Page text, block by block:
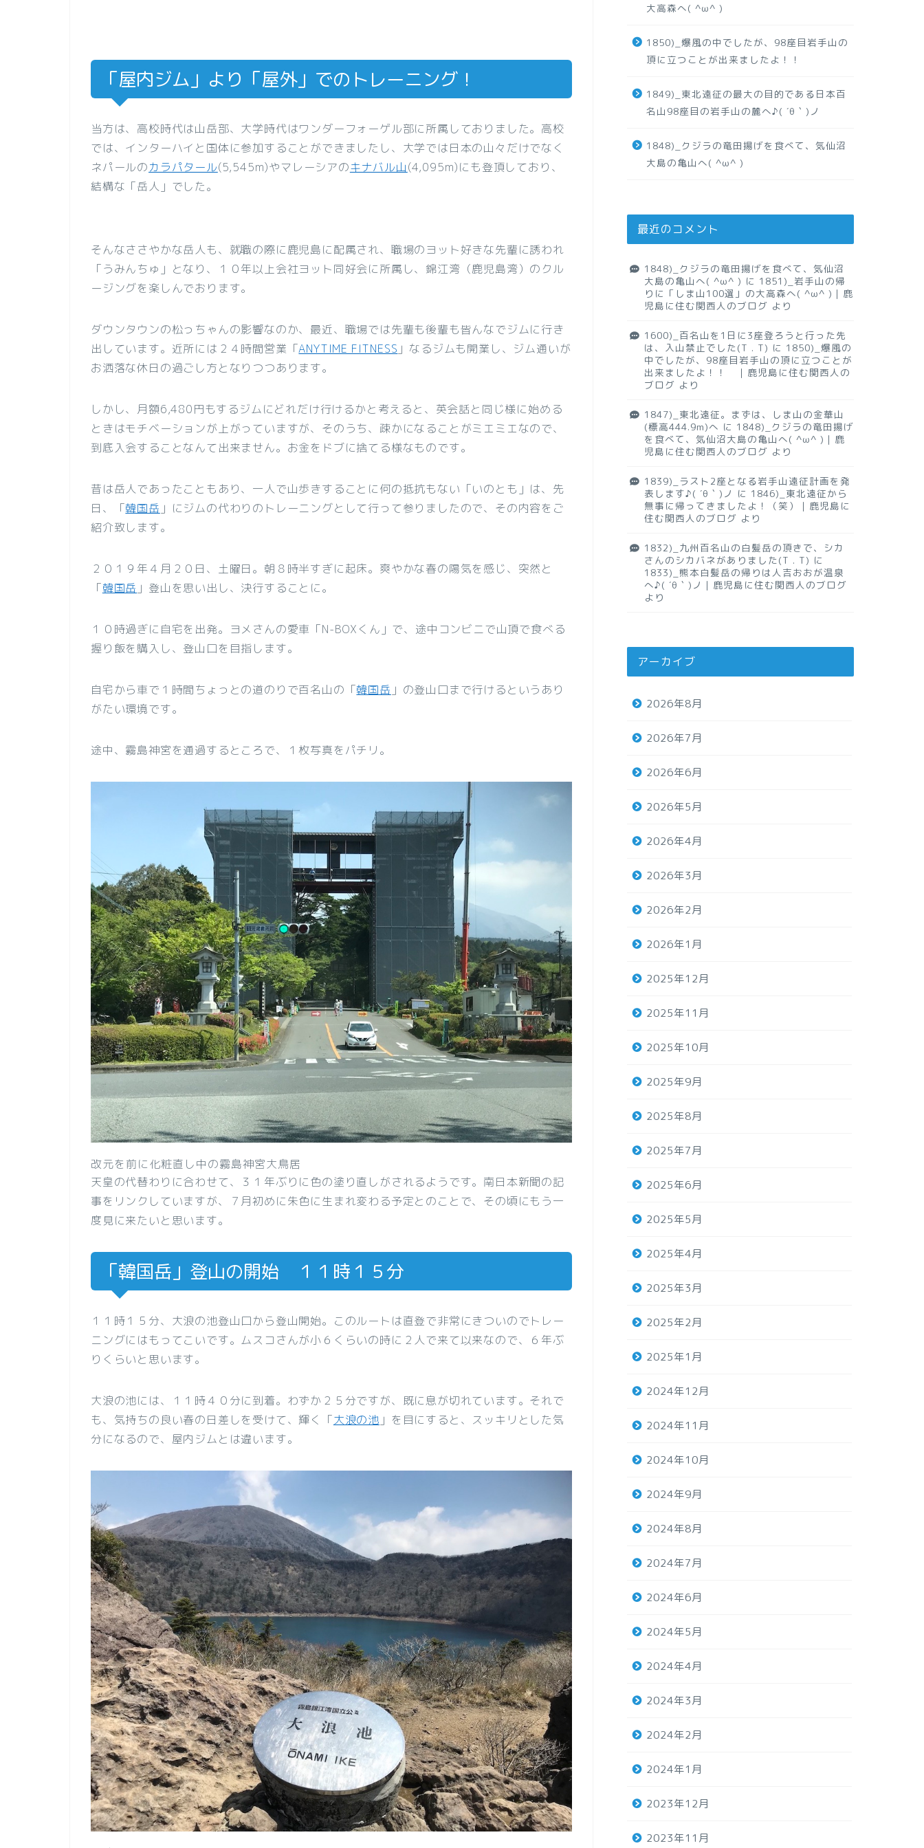
「屋内ジム」より「屋外」でのトレーニング！
当方は、高校時代は山岳部、大学時代はワンダーフォーゲル部に所属しておりました。高校
では、インターハイと国体に参加することができましたし、大学では日本の山々だけでなく
ネパールのカラパタール(5,545m)やマレーシアのキナバル山(4,095m)にも登頂しており、
結構な「岳人」でした。
そんなささやかな岳人も、就職の際に鹿児島に配属され、職場のヨット好きな先輩に誘われ
「うみんちゅ」となり、１０年以上会社ヨット同好会に所属し、錦江湾（鹿児島湾）のクル
ージングを楽しんでおります。
ダウンタウンの松っちゃんの影響なのか、最近、職場では先輩も後輩も皆んなでジムに行き
出しています。近所には２４時間営業「ANYTIME FITNESS 」なるジムも開業し、ジム通いが
お洒落な休日の過ごし方となりつつあります。
しかし、月額6,480円もするジムにどれだけ行けるかと考えると、英会話と同じ様に始める
ときはモチベーションが上がっていますが、そのうち、疎かになることがミエミエなので、
到底入会することなんて出来ません。お金をドブに捨てる様なものです。
昔は岳人であったこともあり、一人で山歩きすることに何の抵抗もない「いのとも」は、先
日、「韓国岳 」にジムの代わりのトレーニングとして行って参りましたので、その内容をご
紹介致します。
２０１９年４月２０日、土曜日。朝８時半すぎに起床。爽やかな春の陽気を感じ、突然と
「韓国岳 」登山を思い出し、決行することに。
１０時過ぎに自宅を出発。ヨメさんの愛車「N-BOXくん」で、途中コンビニで山頂で食べる
握り飯を購入し、登山口を目指します。
自宅から車で１時間ちょっとの道のりで百名山の「韓国岳 」の登山口まで行けるというあり
がたい環境です。
途中、霧島神宮を通過するところで、１枚写真をパチリ。
改元を前に化粧直し中の霧島神宮大鳥居
天皇の代替わりに合わせて、３１年ぶりに色の塗り直しがされるようです。南日本新聞の記
事をリンクしていますが、７月初めに朱色に生まれ変わる予定とのことで、その頃にもう一
度見に来たいと思います。
「韓国岳」登山の開始 １１時１５分
１１時１５分、大浪の池登山口から登山開始。このルートは直登で非常にきついのでトレー
ニングにはもってこいです。ムスコさんが小６くらいの時に２人で来て以来なので、６年ぶ
りくらいと思います。
大浪の池には、１１時４０分に到着。わずか２５分ですが、既に息が切れています。それで
も、気持ちの良い春の日差しを受けて、輝く「大浪の池 」を目にすると、スッキリとした気
分になるので、屋内ジムとは違います。
大高森へ( ^ω^ )
1850)_爆風の中でしたが、98座目岩手山の
頂に立つことが出来ましたよ！！
1849)_東北遠征の最大の目的である日本百
名山98座目の岩手山の麓へ♪( ´θ｀)ノ
1848)_クジラの竜田揚げを食べて、気仙沼
大島の亀山へ( ^ω^ )
最近のコメント
1848)_クジラの竜田揚げを食べて、気仙沼
大島の亀山へ( ^ω^ ) に 1851)_岩手山の帰
りに「しま山100選」の大高森へ( ^ω^ )｜鹿
児島に住む関西人のブログ より
1600)_百名山を1日に3座登ろうと行った先
は、入山禁止でした(T . T) に 1850)_爆風の
中でしたが、98座目岩手山の頂に立つことが
出来ましたよ！！ ｜鹿児島に住む関西人の
ブログ より
1847)_東北遠征。まずは、しま山の金華山
(標高444.9m)へ に 1848)_クジラの竜田揚げ
を食べて、気仙沼大島の亀山へ( ^ω^ )｜鹿
児島に住む関西人のブログ より
1839)_ラスト2座となる岩手山遠征計画を発
表します♪( ´θ｀)ノ に 1846)_東北遠征から
無事に帰ってきましたよ！（笑）｜鹿児島に
住む関西人のブログ より
1832)_九州百名山の白髪岳の頂きで、シカ
さんのシカバネがありました(T . T) に
1833)_熊本白髪岳の帰りは人吉おおが温泉
へ♪( ´θ｀)ノ｜鹿児島に住む関西人のブログ
より
アーカイブ
2026年8月
2026年7月
2026年6月
2026年5月
2026年4月
2026年3月
2026年2月
2026年1月
2025年12月
2025年11月
2025年10月
2025年9月
2025年8月
2025年7月
2025年6月
2025年5月
2025年4月
2025年3月
2025年2月
2025年1月
2024年12月
2024年11月
2024年10月
2024年9月
2024年8月
2024年7月
2024年6月
2024年5月
2024年4月
2024年3月
2024年2月
2024年1月
2023年12月
2023年11月